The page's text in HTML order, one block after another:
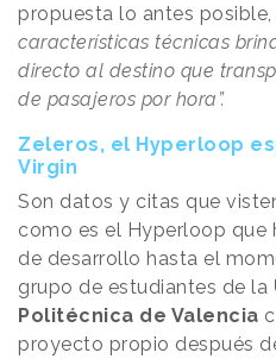
propuesta lo antes posible,
características técnicas
directo al destino que
de pasajeros por hora”.
Zeleros, el Hyperloop
Virgin
Son datos y citas que
como es el Hyperloop que
de desarrollo hasta el
grupo de estudiantes de la
Politécnica de Valencia
proyecto propio después